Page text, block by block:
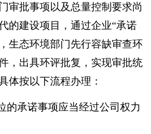
审批事项以及总量控制要求尚
的建设项目，通过企业“承诺
生态环境部门先行容缺审查环
，出具环评批复，实现审批统
体按以下流程办理：
的承诺事项应当经过公司权力